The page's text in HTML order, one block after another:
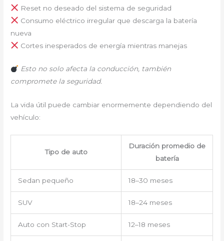
Reset no deseado del sistema de seguridad
Consumo eléctrico irregular que descarga la batería
nueva
Cortes inesperados de energía mientras manejas
Esto no solo afecta la conducción, también
compromete la seguridad.
La vida útil puede cambiar enormemente dependiendo del
vehículo:
Tipo de auto
Duración promedio de
batería
Sedan pequeño 18–30 meses
SUV 18–24 meses
Auto con Start-Stop 12–18 meses